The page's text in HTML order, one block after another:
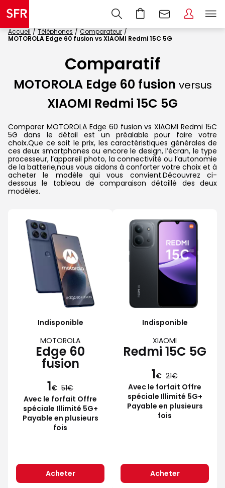
Accueil Téléphones
Comparateur
MOTOROLA Edge 60 fusion vs XIAOMI Redmi 15C 5G
Comparatif
MOTOROLA Edge 60 fusion versus
XIAOMI Redmi 15C 5G
Comparer MOTOROLA Edge 60 fusion vs XIAOMI Redmi 15C
5G dans le détail est un préalable pour faire votre
choix.Que ce soit le prix, les caractéristiques générales de
ces deux smartphones ou encore le design, l’écran, le type
processeur, l’appareil photo, la connectivité ou l’autonomie
de la batterie,nous vous aidons à conforter votre choix et à
acheter le modèle qui vous convient.Découvrez ci-
dessous le tableau de comparaison détaillé des deux
modèles.
Indisponible
MOTOROLA
Edge 60
fusion
1€ 51
Avec le forfait Offre
spéciale Illimité 5G+
Payable en plusieurs
fois
Acheter
Indisponible
XIAOMI
Redmi 15C 5G
1€ 21
Avec le forfait Offre
spéciale Illimité 5G+
Payable en plusieurs
fois
Acheter